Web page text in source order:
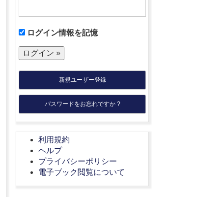
ログイン情報を記憶
新規ユーザー登録
パスワードをお忘れですか ?
利用規約
ヘルプ
プライバシーポリシー
電子ブック閲覧について